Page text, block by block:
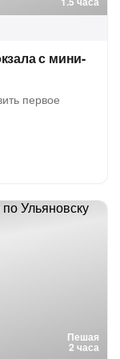
с мини-
первое
Пешая
2 часа